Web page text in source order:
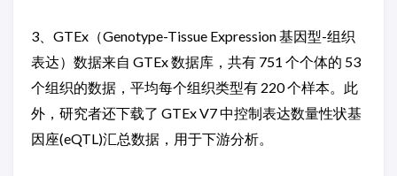
3、GTEx（Genotype-Tissue Expression 基因型-组织
表达）数据来自 GTEx 数据库，共有 751 个个体的 53
个组织的数据，平均每个组织类型有 220 个样本。此
外，研究者还下载了 GTEx V7 中控制表达数量性状基
因座(eQTL)汇总数据，用于下游分析。